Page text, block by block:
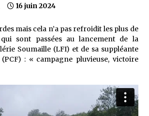
16 juin 2024
mais cela n’a pas refroidit les plus de
sont passées au lancement de la
Soumaille (LFI) et de sa suppléante
: « campagne pluvieuse, victoire